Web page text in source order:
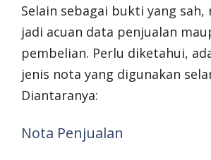
Selain sebagai bukti yang sah,
jadi acuan data penjualan
pembelian. Perlu diketahui,
jenis nota yang digunakan
Diantaranya:
Nota Penjualan